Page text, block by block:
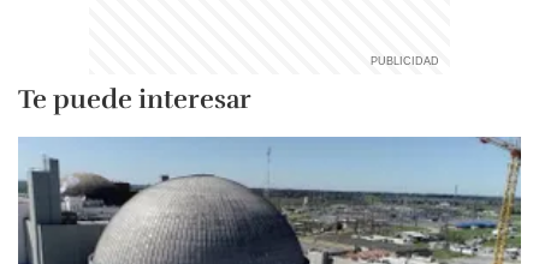
Te puede interesar